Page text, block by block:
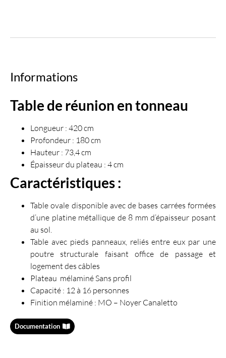
Informations
Table de réunion en tonneau
Longueur : 420 cm
Profondeur : 180 cm
Hauteur : 73,4 cm
Épaisseur du plateau : 4 cm
Caractéristiques :
Table ovale disponible avec de bases carrées formées
d’une platine métallique de 8 mm d’épaisseur posant
au sol.
Table avec pieds panneaux, reliés entre eux par une
poutre structurale faisant office de passage et
logement des câbles
Plateau mélaminé Sans profil
Capacité : 12 à 16 personnes
Finition mélaminé : MO – Noyer Canaletto
Documentation